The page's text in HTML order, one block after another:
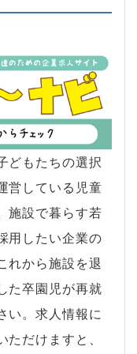
どもたちの選択
営している児童
施設で暮らす若
用したい企業の
れから施設を退
た卒園児が再就
い。求人情報に
だけますと、